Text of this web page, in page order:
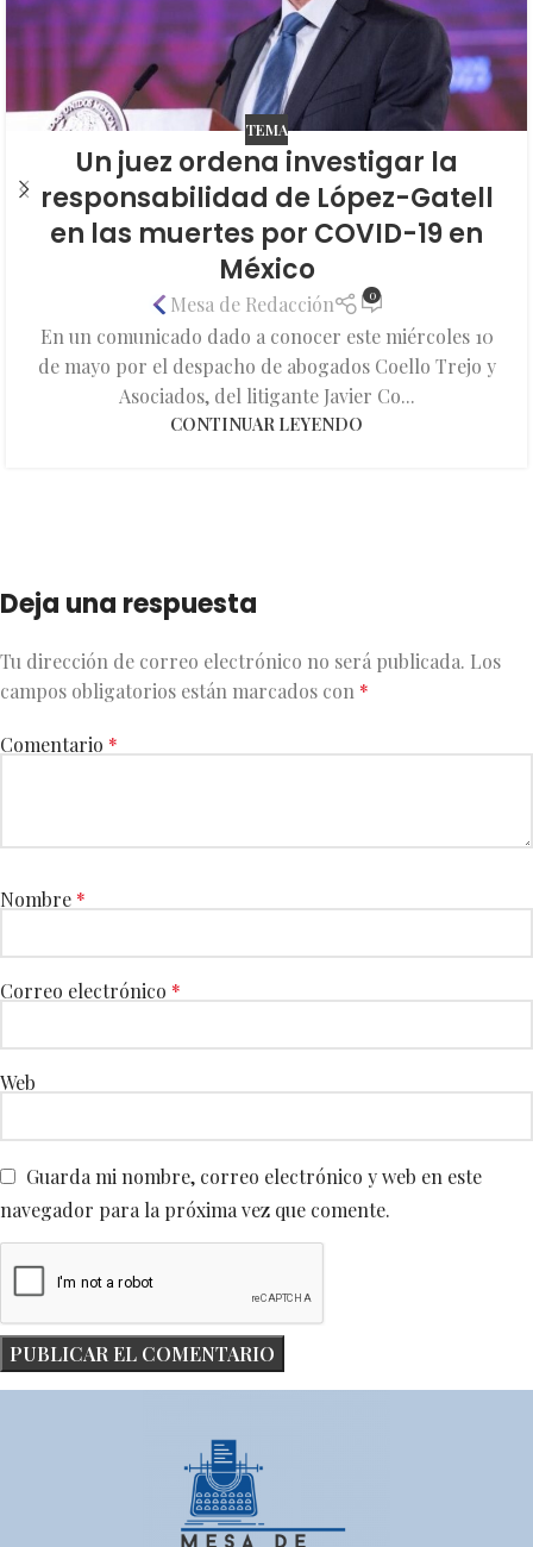
TEMA
Un juez ordena investigar la
responsabilidad de López-Gatell
en las muertes por COVID-19 en
México
Mesa de Redacción 0
En un comunicado dado a conocer este miércoles 10
de mayo por el despacho de abogados Coello Trejo y
Asociados, del litigante Javier Co...
CONTINUAR LEYENDO
Deja una respuesta
Tu dirección de correo electrónico no será publicada. Los
campos obligatorios están marcados con *
Comentario *
Nombre *
Correo electrónico *
Web
Guarda mi nombre, correo electrónico y web en este
navegador para la próxima vez que comente.